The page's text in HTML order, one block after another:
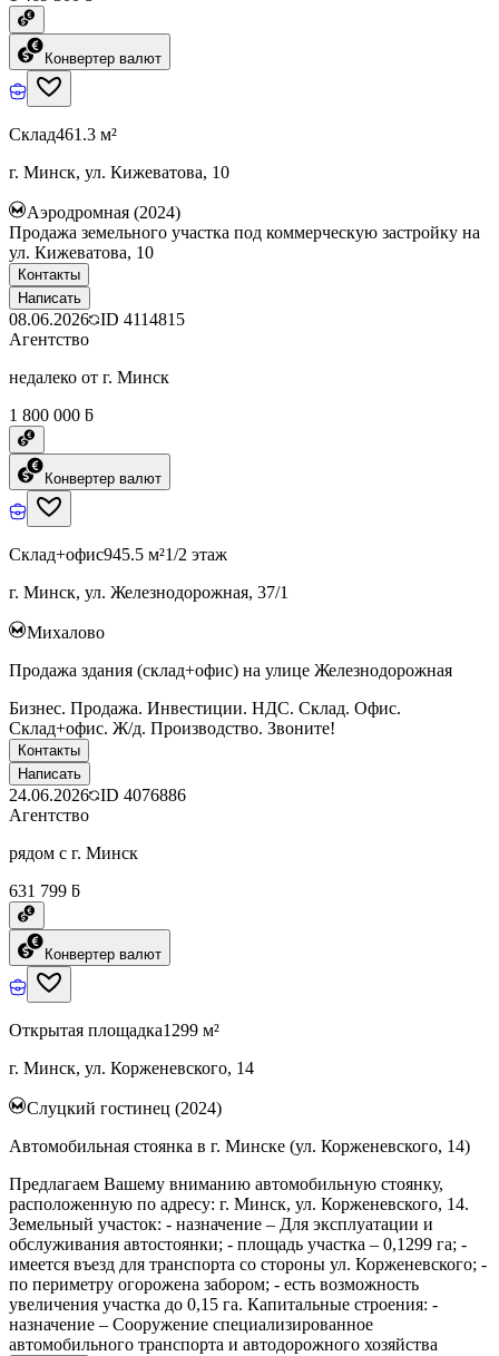
Конвертер валют
Склад461.3 м²
г. Минск, ул. Кижеватова, 10
Аэродромная (2024)
Продажа земельного участка под коммерческую застройку на
ул. Кижеватова, 10
Контакты
Написать
08.06.2026 ID 4114815
Агентство
недалеко от г. Минск
1 800 000 ƃ
Конвертер валют
Склад+офис945.5 м²1/2 этаж
г. Минск, ул. Железнодорожная, 37/1
Михалово
Продажа здания (склад+офис) на улице Железнодорожная
Бизнес. Продажа. Инвестиции. НДС. Склад. Офис.
Склад+офис. Ж/д. Производство. Звоните!
Контакты
Написать
24.06.2026 ID 4076886
Агентство
рядом с г. Минск
631 799 ƃ
Конвертер валют
Открытая площадка1299 м²
г. Минск, ул. Корженевского, 14
Слуцкий гостинец (2024)
Автомобильная стоянка в г. Минске (ул. Корженевского, 14)
Предлагаем Вашему вниманию автомобильную стоянку,
расположенную по адресу: г. Минск, ул. Корженевского, 14.
Земельный участок: - назначение – Для эксплуатации и
обслуживания автостоянки; - площадь участка – 0,1299 га; -
имеется въезд для транспорта со стороны ул. Корженевского; -
по периметру огорожена забором; - есть возможность
увеличения участка до 0,15 га. Капитальные строения: -
назначение – Сооружение специализированное
автомобильного транспорта и автодорожного хозяйства